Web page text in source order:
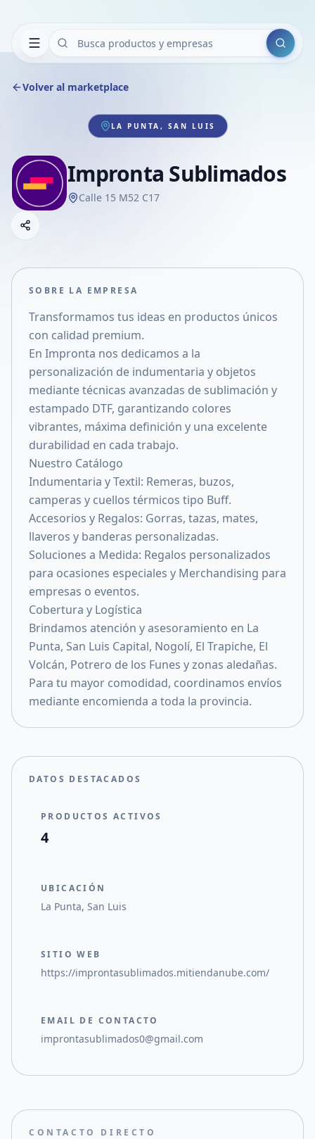
Buscar
Volver al marketplace
LA PUNTA, SAN LUIS
Impronta Sublimados
Calle 15 M52 C17
Compartir empresa
Compartir en X
SOBRE LA EMPRESA
Transformamos tus ideas en productos únicos
con calidad premium.
En Impronta nos dedicamos a la
personalización de indumentaria y objetos
mediante técnicas avanzadas de sublimación y
estampado DTF, garantizando colores
vibrantes, máxima definición y una excelente
durabilidad en cada trabajo.
Nuestro Catálogo
Indumentaria y Textil: Remeras, buzos,
camperas y cuellos térmicos tipo Buff.
Accesorios y Regalos: Gorras, tazas, mates,
llaveros y banderas personalizadas.
Soluciones a Medida: Regalos personalizados
para ocasiones especiales y Merchandising para
empresas o eventos.
Cobertura y Logística
Brindamos atención y asesoramiento en La
Punta, San Luis Capital, Nogolí, El Trapiche, El
Volcán, Potrero de los Funes y zonas aledañas.
Para tu mayor comodidad, coordinamos envíos
mediante encomienda a toda la provincia.
DATOS DESTACADOS
PRODUCTOS ACTIVOS
4
UBICACIÓN
La Punta, San Luis
SITIO WEB
https://improntasublimados.mitiendanube.com/
EMAIL DE CONTACTO
improntasublimados0@gmail.com
CONTACTO DIRECTO